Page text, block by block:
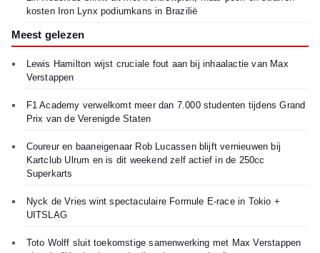
kosten Iron Lynx podiumkans in Brazilië
Meest gelezen
Lewis Hamilton wijst cruciale fout aan bij inhaalactie van Max
Verstappen
F1 Academy verwelkomt meer dan 7.000 studenten tijdens Grand
Prix van de Verenigde Staten
Coureur en baaneigenaar Rob Lucassen blijft vernieuwen bij
Kartclub Ulrum en is dit weekend zelf actief in de 250cc
Superkarts
Nyck de Vries wint spectaculaire Formule E-race in Tokio +
UITSLAG
Toto Wolff sluit toekomstige samenwerking met Max Verstappen